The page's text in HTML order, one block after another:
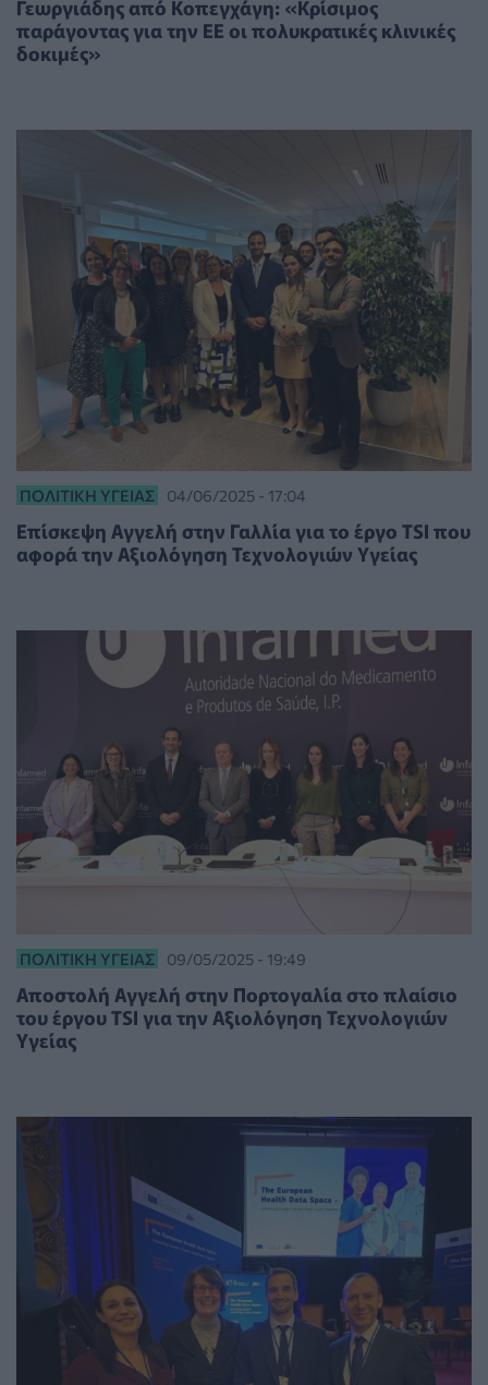
Γεωργιάδης από Κοπεγχάγη: «Κρίσιμος
παράγοντας για την ΕΕ οι πολυκρατικές κλινικές
δοκιμές»
ΠΟΛΙΤΙΚΉ ΥΓΕΊΑΣ 04/06/2025 - 17:04
Επίσκεψη Αγγελή στην Γαλλία για το έργο TSI που
αφορά την Αξιολόγηση Τεχνολογιών Υγείας
ΠΟΛΙΤΙΚΉ ΥΓΕΊΑΣ 09/05/2025 - 19:49
Αποστολή Αγγελή στην Πορτογαλία στο πλαίσιο
του έργου TSI για την Αξιολόγηση Τεχνολογιών
Υγείας